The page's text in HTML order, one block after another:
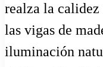
realza la calidez
las vigas de
iluminación